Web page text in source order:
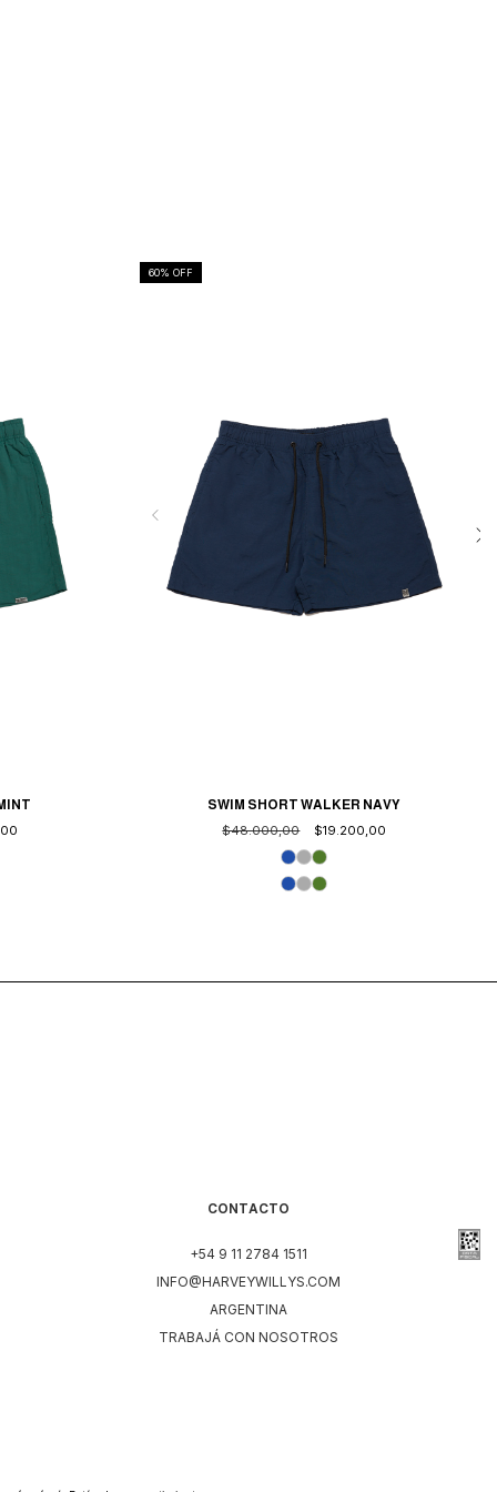
60% OFF
SWIM SHORT WALKER NAVY
$48.000,00
$19.200,00
CONTACTO
+54 9 11 2784 1511
INFO@HARVEYWILLYS.COM
ARGENTINA
TRABAJÁ CON NOSOTROS